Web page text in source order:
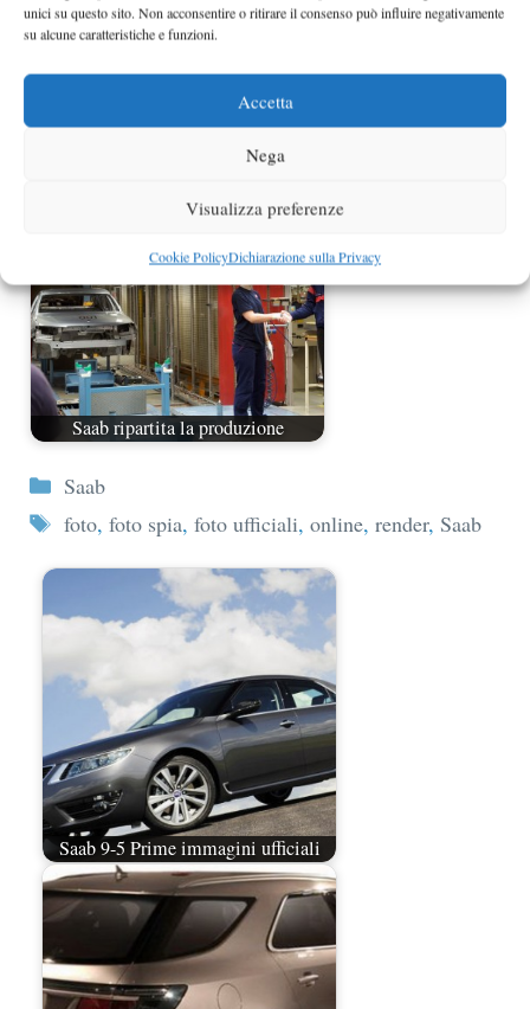
unici su questo sito. Non acconsentire o ritirare il consenso può influire negativamente
su alcune caratteristiche e funzioni.
Accetta
Nega
Visualizza preferenze
Cookie PolicyDichiarazione sulla Privacy
La vecchia Saab 9-5 esce di
produzione dopo 12 anni
Saab ripartita la produzione
Categorie
Saab
Tag
foto, foto spia, foto ufficiali, online, render, Saab
Saab 9-5 Prime immagini ufficiali